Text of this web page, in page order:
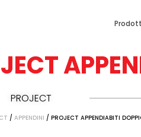
PROJECT
/ APPENDINI / PROJECT APPENDIABITI